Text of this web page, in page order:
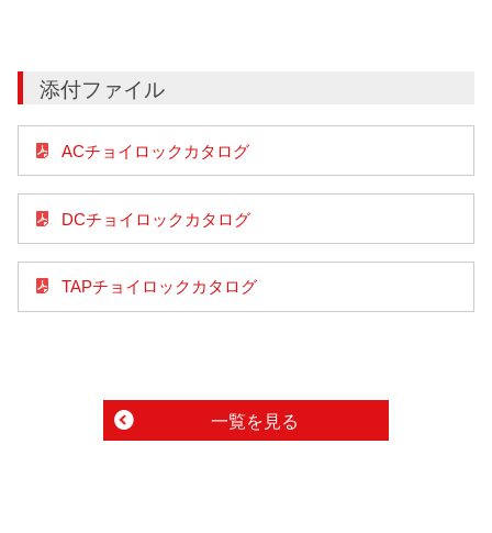
添付ファイル
ACチョイロックカタログ
DCチョイロックカタログ
TAPチョイロックカタログ
一覧を見る